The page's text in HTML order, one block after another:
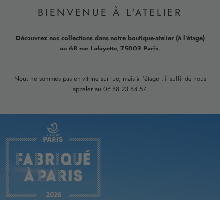
BIENVENUE À L'ATELIER
Découvrez nos collections dans notre boutique-atelier (à l’étage)
au 68 rue Lafayette, 75009 Paris.
Nous ne sommes pas en vitrine sur rue, mais à l’étage : il suffit de nous
appeler au 06 88 23 84 57.